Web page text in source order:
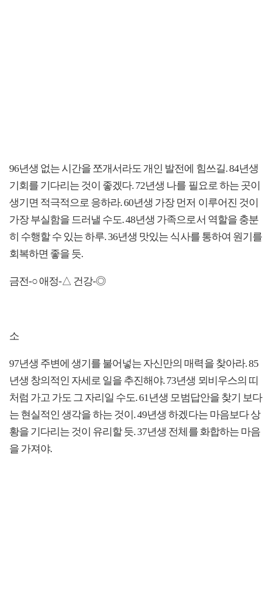
96년생 없는 시간을 쪼개서라도 개인 발전에 힘쓰길. 84년생
기회를 기다리는 것이 좋겠다. 72년생 나를 필요로 하는 곳이
생기면 적극적으로 응하라. 60년생 가장 먼저 이루어진 것이
가장 부실함을 드러낼 수도. 48년생 가족으로서 역할을 충분
히 수행할 수 있는 하루. 36년생 맛있는 식사를 통하여 원기를
회복하면 좋을 듯.
금전-○ 애정-△ 건강-◎
소
97년생 주변에 생기를 불어넣는 자신만의 매력을 찾아라. 85
년생 창의적인 자세로 일을 추진해야. 73년생 뫼비우스의 띠
처럼 가고 가도 그 자리일 수도. 61년생 모범답안을 찾기 보다
는 현실적인 생각을 하는 것이. 49년생 하겠다는 마음보다 상
황을 기다리는 것이 유리할 듯. 37년생 전체를 화합하는 마음
을 가져야.